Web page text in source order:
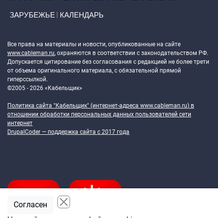
ЗАРУБЕЖЬЕ КАЛЕНДАРЬ
Все права на материалы и новости, опубликованные на сайте
www.cableman.ru, охраняются в соответствии с законодательством РФ.
Допускается цитирование без согласования с редакцией не более трети
от объема оригинального материала, с обязательной прямой
гиперссылкой.
©2005 - 2026 «Кабельщик»
Политика сайта "Кабельщик" (интернет-адреса www.cableman.ru) в
отношении обработки персональных данных пользователей сети
интернет
DrupalCoder — поддержка сайта c 2017 года
Согласен